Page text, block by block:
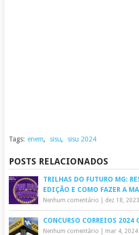
Tags: enem, sisu, sisu 2024
POSTS RELACIONADOS
TRILHAS DO FUTURO MG:
EDIÇÃO E COMO FAZER A
Nenhum comentário dez 18, 2023
CONCURSO CORREIOS 2024
Nenhum comentário mar 4, 2024